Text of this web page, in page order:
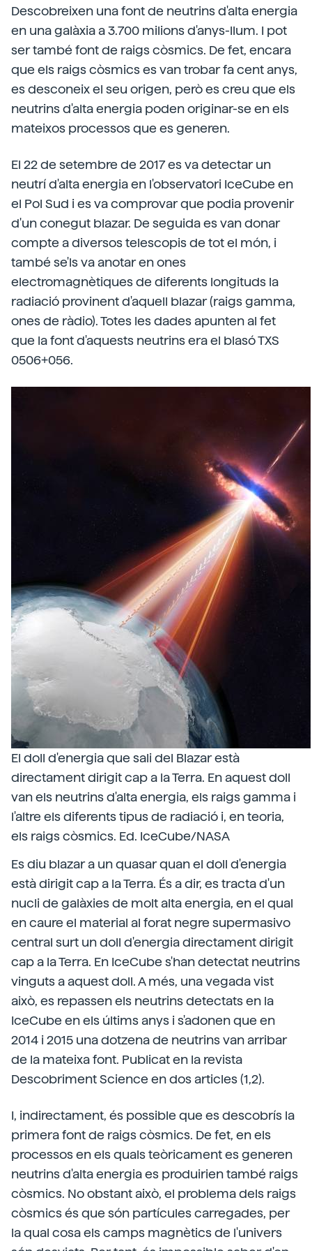
Descobreixen una font de neutrins d'alta energia
en una galàxia a 3.700 milions d'anys-llum. I pot
ser també font de raigs còsmics. De fet, encara
que els raigs còsmics es van trobar fa cent anys,
es desconeix el seu origen, però es creu que els
neutrins d'alta energia poden originar-se en els
mateixos processos que es generen.
El 22 de setembre de 2017 es va detectar un
neutrí d'alta energia en l'observatori IceCube en
el Pol Sud i es va comprovar que podia provenir
d'un conegut blazar. De seguida es van donar
compte a diversos telescopis de tot el món, i
també se'ls va anotar en ones
electromagnètiques de diferents longituds la
radiació provinent d'aquell blazar (raigs gamma,
ones de ràdio). Totes les dades apunten al fet
que la font d'aquests neutrins era el blasó TXS
0506+056.
El doll d'energia que sali del Blazar està
directament dirigit cap a la Terra. En aquest doll
van els neutrins d'alta energia, els raigs gamma i
l'altre els diferents tipus de radiació i, en teoria,
els raigs còsmics. Ed. IceCube/NASA
Es diu blazar a un quasar quan el doll d'energia
està dirigit cap a la Terra. És a dir, es tracta d'un
nucli de galàxies de molt alta energia, en el qual
en caure el material al forat negre supermasivo
central surt un doll d'energia directament dirigit
cap a la Terra. En IceCube s'han detectat neutrins
vinguts a aquest doll. A més, una vegada vist
això, es repassen els neutrins detectats en la
IceCube en els últims anys i s'adonen que en
2014 i 2015 una dotzena de neutrins van arribar
de la mateixa font. Publicat en la revista
Descobriment Science en dos articles (1,2).
I, indirectament, és possible que es descobrís la
primera font de raigs còsmics. De fet, en els
processos en els quals teòricament es generen
neutrins d'alta energia es produirien també raigs
còsmics. No obstant això, el problema dels raigs
còsmics és que són partícules carregades, per
la qual cosa els camps magnètics de l'univers